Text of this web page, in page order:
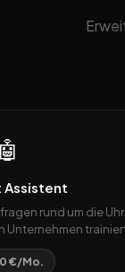
🤖
Assistent
rund um die Uhr
Unternehmen
€/Mo.